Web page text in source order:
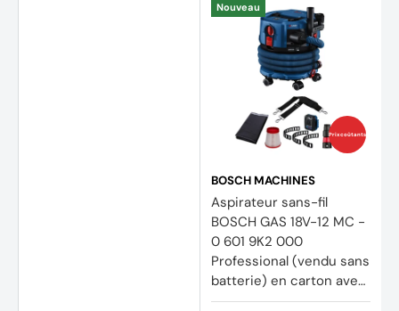
Prix coûtants
Nouveau
BOSCH MACHINES
Aspirateur sans-fil
BOSCH GAS 18V-12 MC -
0 601 9K2 000
Professional (vendu sans
batterie) en carton avec
accessoires